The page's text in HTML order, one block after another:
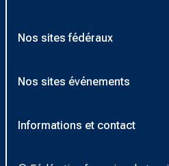
Nos sites fédéraux
Nos sites événements
Informations et contact